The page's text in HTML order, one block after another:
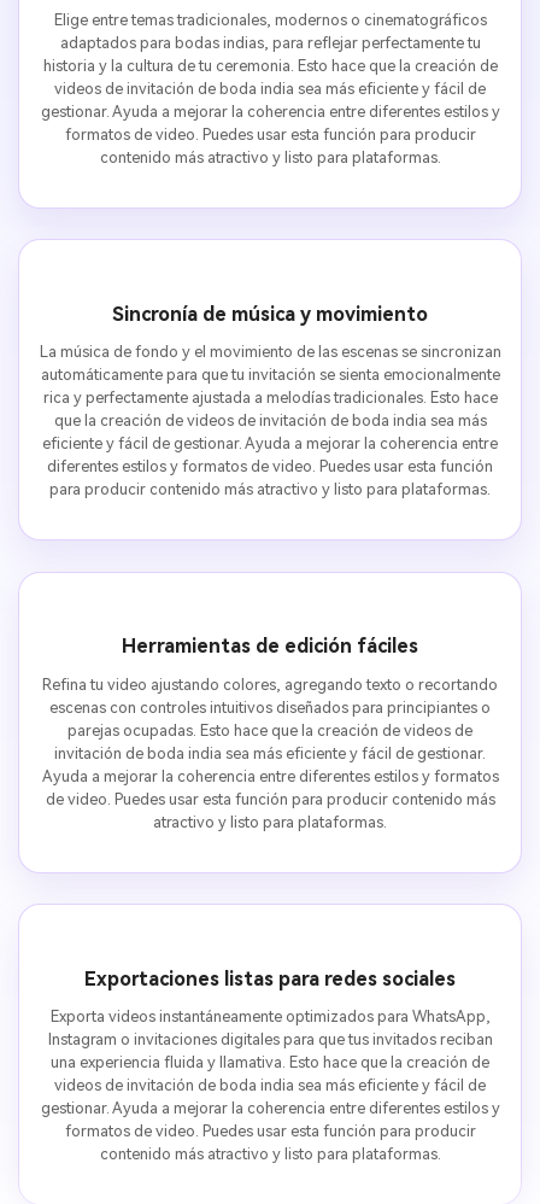
Elige entre temas tradicionales, modernos o cinematográficos
adaptados para bodas indias, para reflejar perfectamente tu
historia y la cultura de tu ceremonia. Esto hace que la creación de
videos de invitación de boda india sea más eficiente y fácil de
gestionar. Ayuda a mejorar la coherencia entre diferentes estilos y
formatos de video. Puedes usar esta función para producir
contenido más atractivo y listo para plataformas.
Sincronía de música y movimiento
La música de fondo y el movimiento de las escenas se sincronizan
automáticamente para que tu invitación se sienta emocionalmente
rica y perfectamente ajustada a melodías tradicionales. Esto hace
que la creación de videos de invitación de boda india sea más
eficiente y fácil de gestionar. Ayuda a mejorar la coherencia entre
diferentes estilos y formatos de video. Puedes usar esta función
para producir contenido más atractivo y listo para plataformas.
Herramientas de edición fáciles
Refina tu video ajustando colores, agregando texto o recortando
escenas con controles intuitivos diseñados para principiantes o
parejas ocupadas. Esto hace que la creación de videos de
invitación de boda india sea más eficiente y fácil de gestionar.
Ayuda a mejorar la coherencia entre diferentes estilos y formatos
de video. Puedes usar esta función para producir contenido más
atractivo y listo para plataformas.
Exportaciones listas para redes sociales
Exporta videos instantáneamente optimizados para WhatsApp,
Instagram o invitaciones digitales para que tus invitados reciban
una experiencia fluida y llamativa. Esto hace que la creación de
videos de invitación de boda india sea más eficiente y fácil de
gestionar. Ayuda a mejorar la coherencia entre diferentes estilos y
formatos de video. Puedes usar esta función para producir
contenido más atractivo y listo para plataformas.